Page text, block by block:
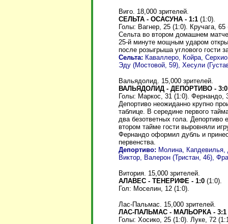
Виго. 18,000 зрителей.
СЕЛЬТА - ОСАСУНА - 1:1 (1:0).
Голы: Вагнер, 25 (1:0). Кручага, 65
Сельта во втором домашнем
25-й минуте мощным ударом
после розыгрыша углового гости
Сельта: Каваллеро, Койра,
Эду (Мостовой, 59), Хесули
Вальядолид. 15,000 зрителей.
ВАЛЬЯДОЛИД - ДЕПОРТИВО - 3:0
Голы: Маркос, 31 (1:0). Фернандо,
Депортиво неожиданно крупно
таблице. В середине первого
два безответных гола.
втором тайме гости выровняли
Фернандо оформил дубль и
первенства.
Депортиво: Молина,
Виктор, Валерон (Тристан, 46),
Витория. 15,000 зрителей.
АЛАВЕС - ТЕНЕРИФЕ - 1:0 (1:0).
Гол: Моселин, 12 (1:0).
Лас-Пальмас. 15,000 зрителей.
ЛАС-ПАЛЬМАС - МАЛЬОРКА - 3:1
Голы: Хосико, 25 (1:0). Луке, 72